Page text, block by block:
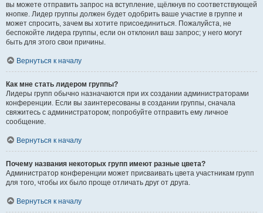
вы можете отправить запрос на вступление, щёлкнув по соответствующей
кнопке. Лидер группы должен будет одобрить ваше участие в группе и
может спросить, зачем вы хотите присоединиться. Пожалуйста, не
беспокойте лидера группы, если он отклонил ваш запрос; у него могут
быть для этого свои причины.
Вернуться к началу
Как мне стать лидером группы?
Лидеры групп обычно назначаются при их создании администраторами
конференции. Если вы заинтересованы в создании группы, сначала
свяжитесь с администратором; попробуйте отправить ему личное
сообщение.
Вернуться к началу
Почему названия некоторых групп имеют разные цвета?
Администратор конференции может присваивать цвета участникам групп
для того, чтобы их было проще отличать друг от друга.
Вернуться к началу